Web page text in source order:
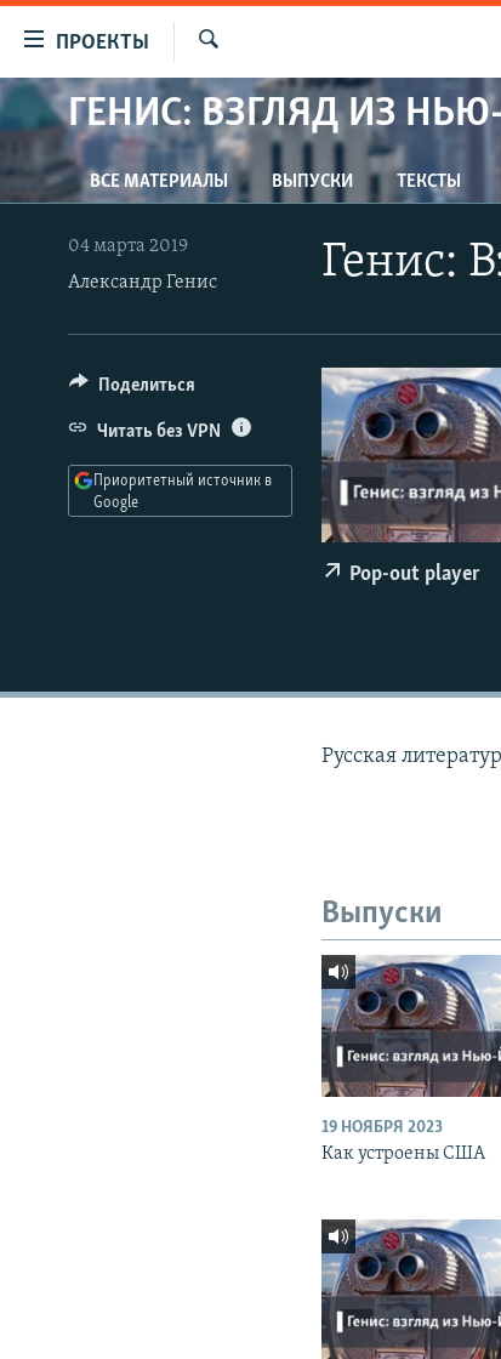
упрощенного
доступа
Вернуться
к
основному
содержанию
навигации
Вернутся
ПРОЕКТЫ
ПРОГРАММЫ
ПОДКАСТЫ
АВТОРСКИЕ ПРОЕКТЫ
ЦИТАТЫ СВОБОДЫ
МНЕНИЯ
КУЛЬТУРА
IDEL.РЕАЛИИ
КАВКАЗ.РЕАЛИИ
СЕВЕР.РЕАЛИИ
СИБИРЬ.РЕАЛИИ
Искать
ГЕНИС: ВЗГЛЯД ИЗ
ВСЕ МАТЕРИАЛЫ ВЫПУСКИ ТЕКСТЫ
Генис:
04 марта 2019
Александр Генис
Pop-out player
Поделиться
Читать без VPN
Приоритетный источник в
Google
Русская
Выпуски
19 НОЯБРЯ 2023
Как устроены США